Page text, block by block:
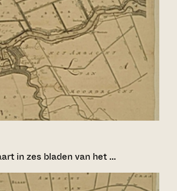
in zes bladen van het …